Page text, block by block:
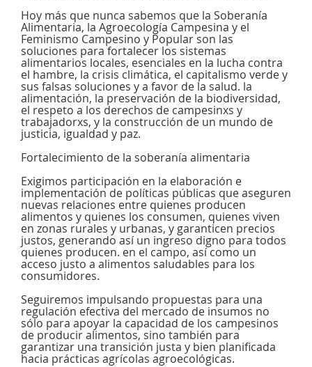
Hoy más que nunca sabemos que la Soberanía
Alimentaria, la Agroecología Campesina y el
Feminismo Campesino y Popular son las
soluciones para fortalecer los sistemas
alimentarios locales, esenciales en la lucha contra
el hambre, la crisis climática, el capitalismo verde y
sus falsas soluciones y a favor de la salud. la
alimentación, la preservación de la biodiversidad,
el respeto a los derechos de campesinxs y
trabajadorxs, y la construcción de un mundo de
justicia, igualdad y paz.
Fortalecimiento de la soberanía alimentaria
Exigimos participación en la elaboración e
implementación de políticas públicas que aseguren
nuevas relaciones entre quienes producen
alimentos y quienes los consumen, quienes viven
en zonas rurales y urbanas, y garanticen precios
justos, generando así un ingreso digno para todos
quienes producen. en el campo, así como un
acceso justo a alimentos saludables para los
consumidores.
Seguiremos impulsando propuestas para una
regulación efectiva del mercado de insumos no
sólo para apoyar la capacidad de los campesinos
de producir alimentos, sino también para
garantizar una transición justa y bien planificada
hacia prácticas agrícolas agroecológicas.